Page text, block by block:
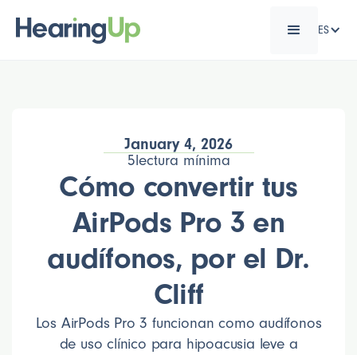
ES
January 4, 2026
5 lectura mínima
Cómo convertir tus
AirPods Pro 3 en
audífonos, por el Dr.
Cliff
Los AirPods Pro 3 funcionan como audífonos
de uso clínico para hipoacusia leve a